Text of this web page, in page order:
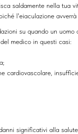
saldamente nella tua
l'eiaculazione
su quando un
medico in questi casi:
cardiovascolare,
significativi alla